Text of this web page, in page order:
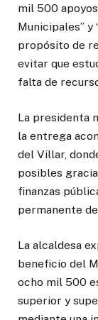
mil 500
Municipales”
propósito de
evitar que
falta de
La presidenta
la entrega
del Villar,
posibles
finanzas
permanente
La alcaldesa
beneficio del
ocho mil 500
superior y